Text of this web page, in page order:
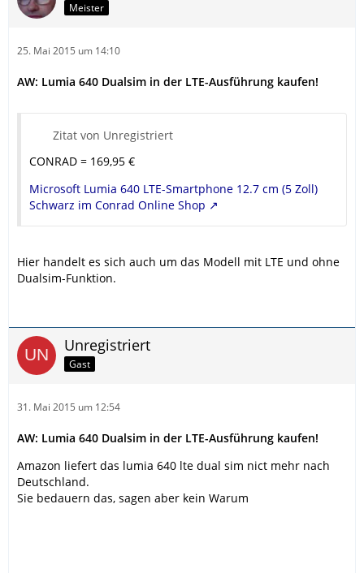
Meister
25. Mai 2015 um 14:10
AW: Lumia 640 Dualsim in der LTE-Ausführung kaufen!
Zitat von Unregistriert
CONRAD = 169,95 €
Microsoft Lumia 640 LTE-Smartphone 12.7 cm (5 Zoll)
Schwarz im Conrad Online Shop
Hier handelt es sich auch um das Modell mit LTE und ohne
Dualsim-Funktion.
Unregistriert
Gast
31. Mai 2015 um 12:54
AW: Lumia 640 Dualsim in der LTE-Ausführung kaufen!
Amazon liefert das lumia 640 lte dual sim nict mehr nach
Deutschland.
Sie bedauern das, sagen aber kein Warum